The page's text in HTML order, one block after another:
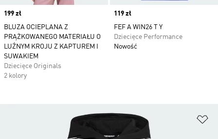
Price
199 zł
BLUZA OCIEPLANA Z
PRĄŻKOWANEGO MATERIAŁU O
LUŹNYM KROJU Z KAPTUREM I
SUWAKIEM
Dziecięce Originals
2 kolory
Price
119 zł
FEF A WIN26 T Y
Dziecięce Performance
Nowość